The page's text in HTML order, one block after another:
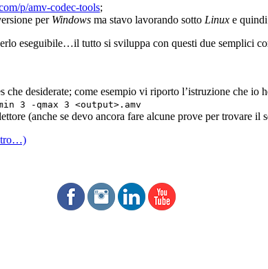
p/amv-codec-tools;
per Windows ma stavo lavorando sotto Linux e
eseguibile…il tutto si sviluppa con questi due semplici
desiderate; come esempio vi riporto l’istruzione che io
3 -qmax 3 <output>.amv
(anche se devo ancora fare alcune prove per trovare il